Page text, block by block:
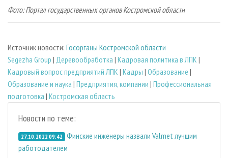
Фото: Портал государственных органов Костромской области
Источник новости: Госорганы Костромской области
Segezha Group | Деревообработка | Кадровая политика в ЛПК |
Кадровый вопрос предприятий ЛПК | Кадры | Образование |
Образование и наука | Предприятия, компании | Профессиональная
подготовка | Костромская область
Новости по теме:
27.10.2022 09:42 Финские инженеры назвали Valmet лучшим
работодателем